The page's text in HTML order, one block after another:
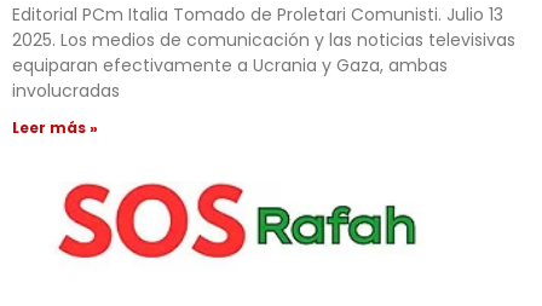
Editorial PCm Italia Tomado de Proletari Comunisti. Julio 13
2025. Los medios de comunicación y las noticias televisivas
equiparan efectivamente a Ucrania y Gaza, ambas
involucradas
Leer más »